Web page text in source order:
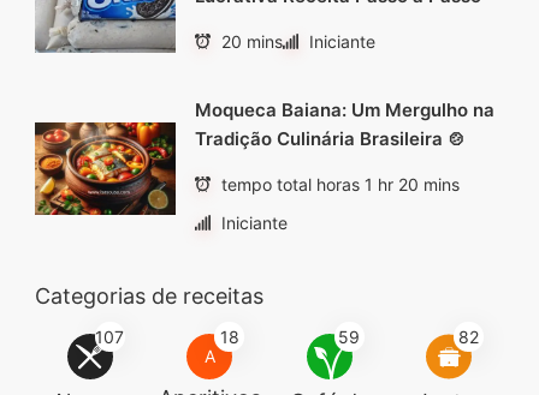
20 mins Iniciante
Moqueca Baiana: Um Mergulho na
Tradição Culinária Brasileira 🍲
tempo total horas 1 hr 20 mins
Iniciante
Categorias de receitas
107
A
18 59 82